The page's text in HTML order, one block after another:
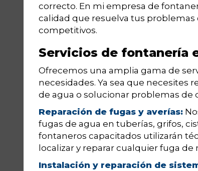
correcto. En mi empresa de
calidad que resuelva tus
competitivos.
Servicios de fontanería
Ofrecemos una amplia gama de
necesidades. Ya sea que necesites
de agua o solucionar problemas de
Reparación de fugas y averías:
fugas de agua en tuberías, grifos,
fontaneros capacitados utilizarán
localizar y reparar cualquier fuga de
Instalación y reparación de